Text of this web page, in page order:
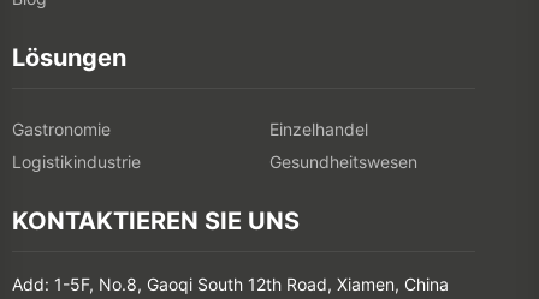
Lösungen
Gastronomie
Einzelhandel
Logistikindustrie
Gesundheitswesen
KONTAKTIEREN SIE UNS
Add: 1-5F, No.8, Gaoqi South 12th Road, Xiamen, China